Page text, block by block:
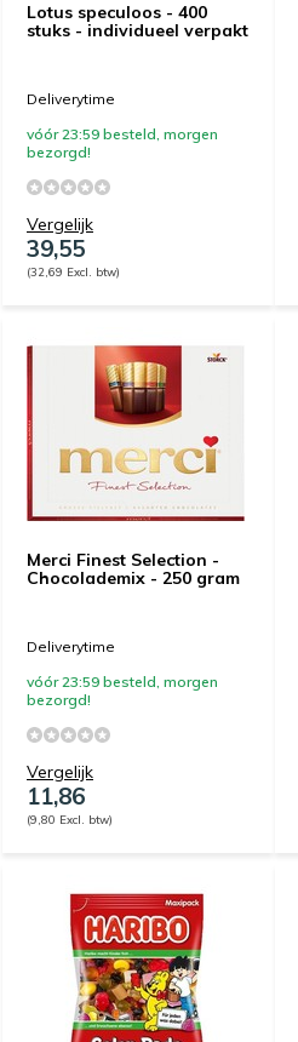
Lotus speculoos - 400
stuks - individueel verpakt
Deliverytime
vóór 23:59 besteld, morgen
bezorgd!
Vergelijk
39,55
(32,69 Excl. btw)
Merci Finest Selection -
Chocolademix - 250 gram
Deliverytime
vóór 23:59 besteld, morgen
bezorgd!
Vergelijk
11,86
(9,80 Excl. btw)